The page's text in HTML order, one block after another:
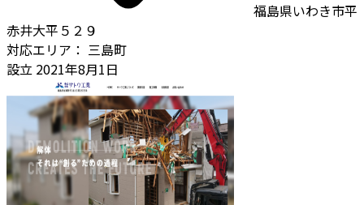
福島県いわき市平
赤井大平５２９
対応エリア： 三島町
設立 2021年8月1日